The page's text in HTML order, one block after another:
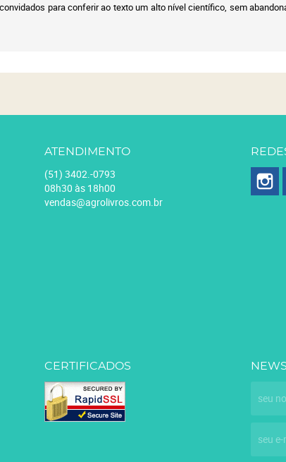
para conferir ao texto um alto nível científico, sem
ATENDIMENTO
(51) 3402.-0793
08h30 às 18h00
vendas@agrolivros.com.br
CERTIFICADOS